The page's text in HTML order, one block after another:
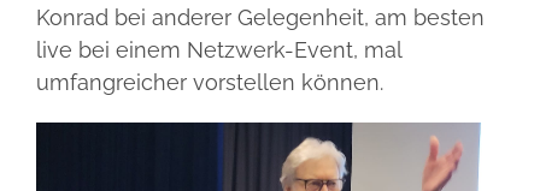
Konrad bei anderer Gelegenheit, am besten
live bei einem Netzwerk-Event, mal
umfangreicher vorstellen können.